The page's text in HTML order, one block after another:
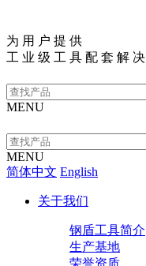
为 用 户 提 供
工 业 级 工 具 配 套 解 决
MENU
MENU
简体中文 English
关于我们
钢盾工具简介
生产基地
荣誉资质